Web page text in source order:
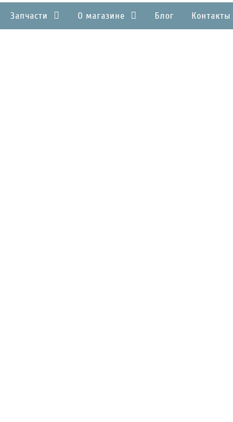
Запчасти О магазине Блог Контакты